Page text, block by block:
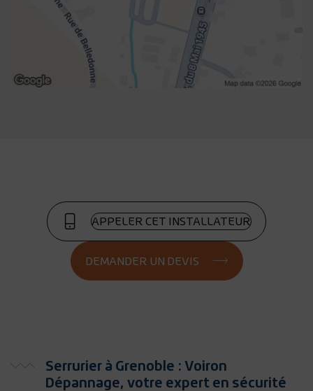
APPELER CET INSTALLATEUR
DEMANDER UN DEVIS
Serrurier à Grenoble : Voiron
Dépannage, votre expert en sécurité